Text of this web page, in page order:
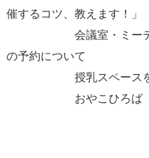
催するコツ、教えます！」
会議室・ミーティン
の予約について
授乳スペースを設
おやこひろば「チョ